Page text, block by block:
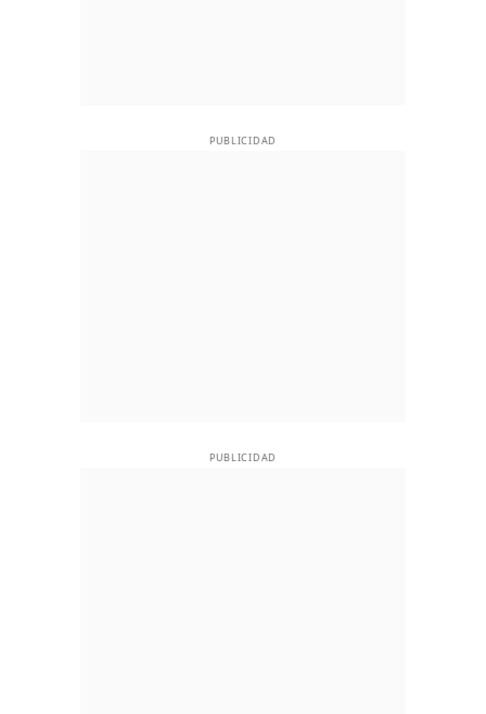
PUBLICIDAD
PUBLICIDAD